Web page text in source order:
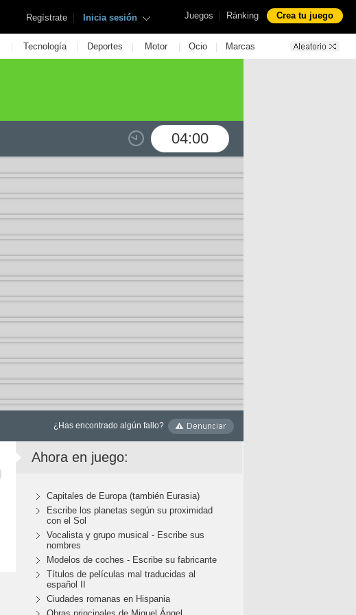
Juegos | Ránking Crea tu juego
Regístrate | Inicia sesión
| Tecnología | Deportes | Motor | Ocio | Marcas
04:00
¿Has encontrado algún fallo?
Ahora en juego:
Capitales de Europa (también Eurasia)
Escribe los planetas según su proximidad
con el Sol
Vocalista y grupo musical - Escribe sus
nombres
Modelos de coches - Escribe su fabricante
Títulos de películas mal traducidas al
español II
Ciudades romanas en Hispania